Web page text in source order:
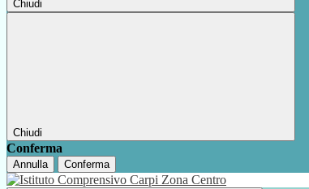
Chiudi
Chiudi
Conferma
Annulla Conferma